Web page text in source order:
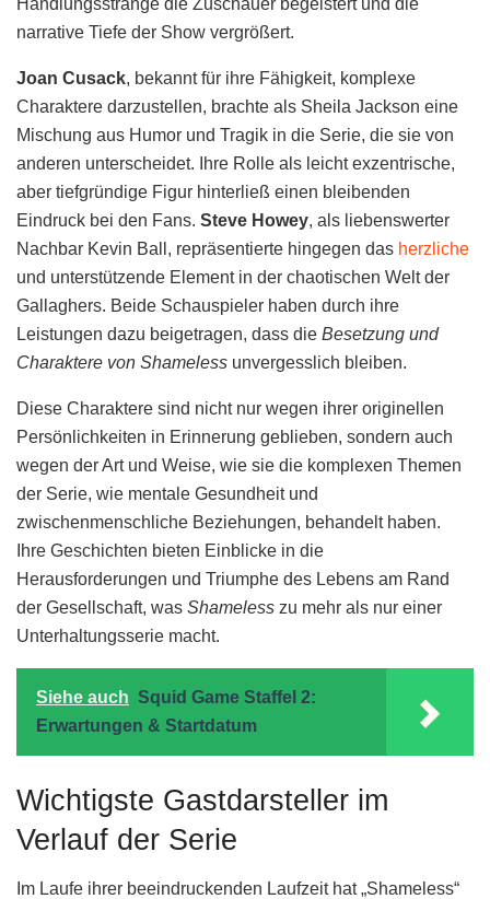
Handlungsstränge die Zuschauer begeistert und die
narrative Tiefe der Show vergrößert.
Joan Cusack, bekannt für ihre Fähigkeit, komplexe
Charaktere darzustellen, brachte als Sheila Jackson eine
Mischung aus Humor und Tragik in die Serie, die sie von
anderen unterscheidet. Ihre Rolle als leicht exzentrische,
aber tiefgründige Figur hinterließ einen bleibenden
Eindruck bei den Fans. Steve Howey, als liebenswerter
Nachbar Kevin Ball, repräsentierte hingegen das herzliche
und unterstützende Element in der chaotischen Welt der
Gallaghers. Beide Schauspieler haben durch ihre
Leistungen dazu beigetragen, dass die Besetzung und
Charaktere von Shameless unvergesslich bleiben.
Diese Charaktere sind nicht nur wegen ihrer originellen
Persönlichkeiten in Erinnerung geblieben, sondern auch
wegen der Art und Weise, wie sie die komplexen Themen
der Serie, wie mentale Gesundheit und
zwischenmenschliche Beziehungen, behandelt haben.
Ihre Geschichten bieten Einblicke in die
Herausforderungen und Triumphe des Lebens am Rand
der Gesellschaft, was Shameless zu mehr als nur einer
Unterhaltungsserie macht.
Siehe auch Squid Game Staffel 2:
Erwartungen & Startdatum
Wichtigste Gastdarsteller im
Verlauf der Serie
Im Laufe ihrer beeindruckenden Laufzeit hat „Shameless“